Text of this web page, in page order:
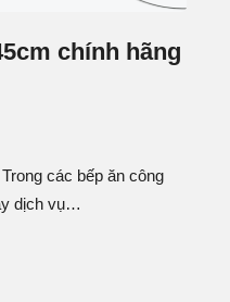
chính hãng
các bếp ăn công
dịch vụ…